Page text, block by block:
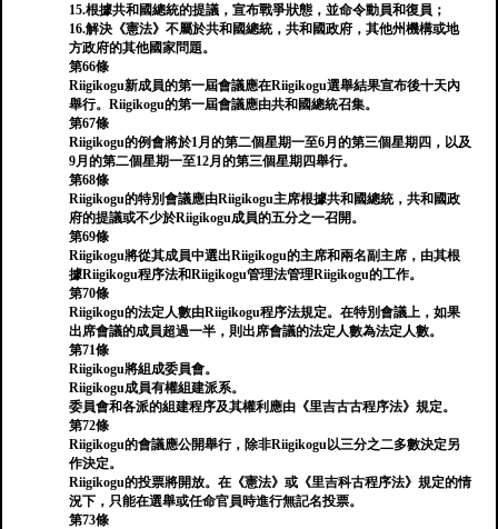
15.根據共和國總統的提議，宣布戰爭狀態，並命令動員和復員；
16.解決《憲法》不屬於共和國總統，共和國政府，其他州機構或地
方政府的其他國家問題。
第66條
Riigikogu新成員的第一屆會議應在Riigikogu選舉結果宣布後十天內
舉行。Riigikogu的第一屆會議應由共和國總統召集。
第67條
Riigikogu的例會將於1月的第二個星期一至6月的第三個星期四，以及
9月的第二個星期一至12月的第三個星期四舉行。
第68條
Riigikogu的特別會議應由Riigikogu主席根據共和國總統，共和國政
府的提議或不少於Riigikogu成員的五分之一召開。
第69條
Riigikogu將從其成員中選出Riigikogu的主席和兩名副主席，由其根
據Riigikogu程序法和Riigikogu管理法管理Riigikogu的工作。
第70條
Riigikogu的法定人數由Riigikogu程序法規定。在特別會議上，如果
出席會議的成員超過一半，則出席會議的法定人數為法定人數。
第71條
Riigikogu將組成委員會。
Riigikogu成員有權組建派系。
委員會和各派的組建程序及其權利應由《里吉古古程序法》規定。
第72條
Riigikogu的會議應公開舉行，除非Riigikogu以三分之二多數決定另
作決定。
Riigikogu的投票將開放。在《憲法》或《里吉科古程序法》規定的情
況下，只能在選舉或任命官員時進行無記名投票。
第73條